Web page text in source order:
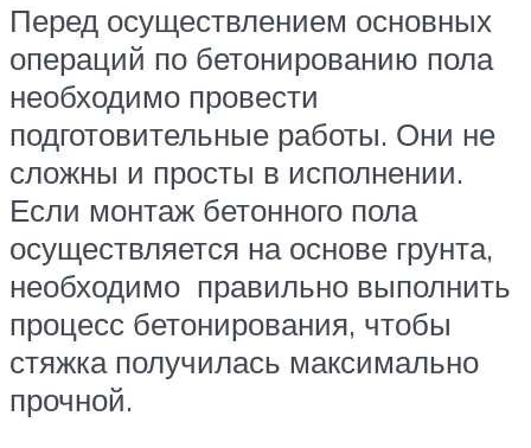
Перед осуществлением основных
операций по бетонированию пола
необходимо провести
подготовительные работы. Они не
сложны и просты в исполнении.
Если монтаж бетонного пола
осуществляется на основе грунта,
необходимо правильно выполнить
процесс бетонирования, чтобы
стяжка получилась максимально
прочной.